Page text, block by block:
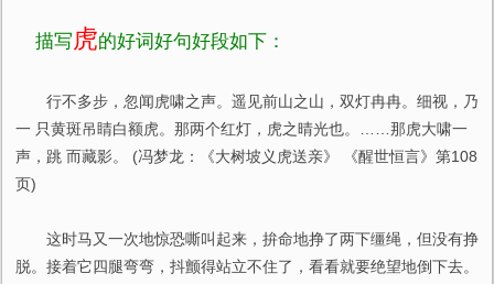
描写 虎的好词好句好段如下：
行不多步，忽闻虎啸之声。遥见前山之山，双灯冉冉。细视，乃
一 只黄斑吊睛白额虎。那两个红灯，虎之晴光也。……那虎大啸一
声，跳 而藏影。 (冯梦龙：《大树坡义虎送亲》 《醒世恒言》第108
页)
这时马又一次地惊恐嘶叫起来，拚命地挣了两下缰绳，但没有挣
脱。接着它四腿弯弯，抖颤得站立不住了，看看就要绝望地倒下去。